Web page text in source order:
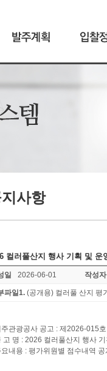
사항
컬러풀산지 행사 기획 및 운
일 2026-06-01 작성자
파일1. (공개용) 컬러풀 산지 평
주관광공사 공고 : 제2026-015호
고 명 : 2026 컬러풀산지 행사
내용 : 평가위원별 점수내역 공